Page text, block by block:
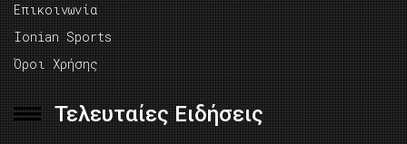
Επικοινωνία
Ionian Sports
Όροι Χρήσης
Τελευταίες Ειδήσεις